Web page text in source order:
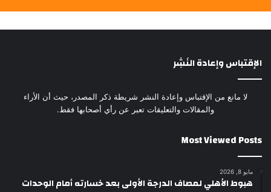
الإقتباس وإعادة النَشِر
لا مانع من الإقتباس وإعادة النشر شريطة ذكر المصدر، حيث أن الأراء
والمقالات والتعليقات تعبر عن رأي أصحابها فقط.
Most Viewed Posts
مايو 8, 2026
هبوط الأهلي لمصاف الدرجة الأولى بعد خسارته أمام الوحدات